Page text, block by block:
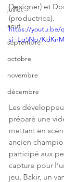
juillet
aout
septembre
octobre
novembre
décembre
Designer) et
(productrice).
https://youtu.be/
Les
préparé une
mettant en
ancien
participé aux
capture pour
jeu, Bakir, un